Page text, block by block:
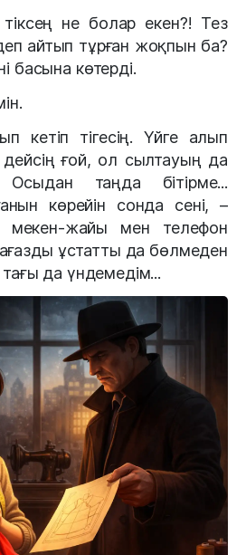
не болар екен?! Тез
айтып тұрған жоқпын ба?
басына көтерді.
кетіп тігесің. Үйге алып
ғой, ол сылтауың да
Осыдан таңда бітірме...
көрейін сонда сені, –
жайы мен телефон
ұстатты да бөлмеден
да үндемедім...